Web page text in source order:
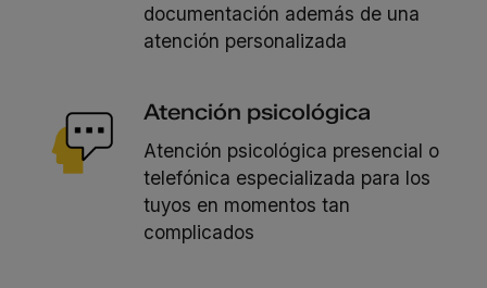
documentación además de una
atención personalizada
Atención psicológica
Atención psicológica presencial o
telefónica especializada para los
tuyos en momentos tan
complicados